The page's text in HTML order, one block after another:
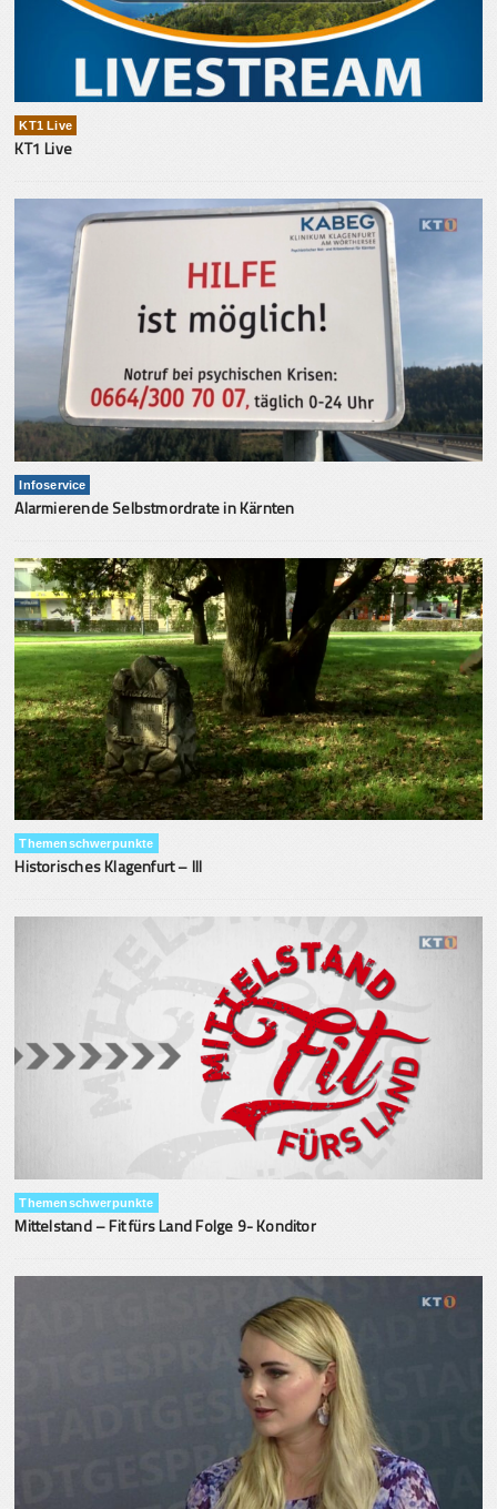
KT1 Live
KT1 Live
Infoservice
Alarmierende Selbstmordrate in Kärnten
Themenschwerpunkte
Historisches Klagenfurt – III
Themenschwerpunkte
Mittelstand – Fit fürs Land Folge 9- Konditor